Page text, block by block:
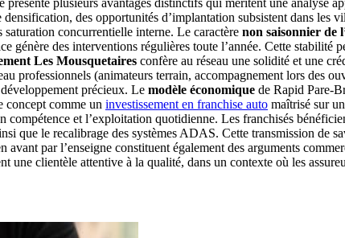
des opportunités d’implantation subsistent dans les
concurrentielle interne. Le caractère non saisonnier de
génère des interventions régulières toute l’année. Cette stabilité
Les Mousquetaires confère au réseau une solidité et une
professionnels (animateurs terrain, accompagnement lors des
précieux. Le modèle économique de Rapid Pare-
concept comme un investissement en franchise auto maîtrisé sur
compétence et l’exploitation quotidienne. Les franchisés
que le recalibrage des systèmes ADAS. Cette transmission de
avant par l’enseigne constituent également des arguments
clientèle attentive à la qualité, dans un contexte où les